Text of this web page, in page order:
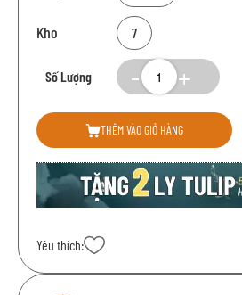
Kho 7
Số Lượng
THÊM VÀO GIỎ HÀNG
Yêu thích: